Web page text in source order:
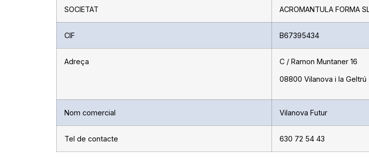
SOCIETAT ACROMANTULA FORMA
CIF B67395434
Adreça C / Ramon Muntaner 16
08800 Vilanova i la Geltrú
Nom comercial Vilanova Futur
Tel de contacte 630 72 54 43